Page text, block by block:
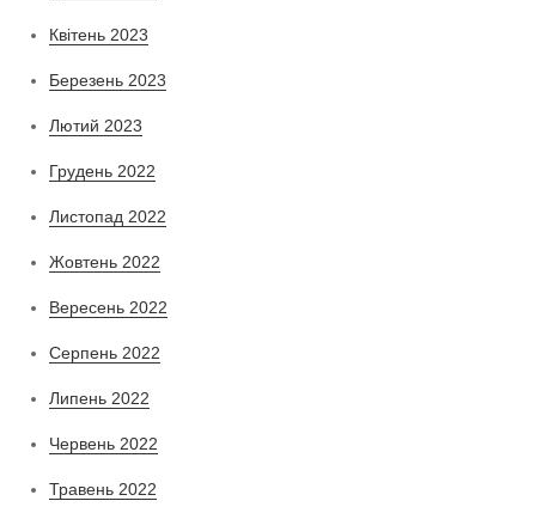
Квітень 2023
Березень 2023
Лютий 2023
Грудень 2022
Листопад 2022
Жовтень 2022
Вересень 2022
Серпень 2022
Липень 2022
Червень 2022
Травень 2022